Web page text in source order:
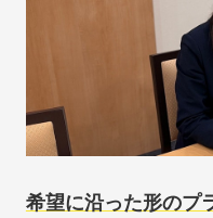
希望に沿った形のプ